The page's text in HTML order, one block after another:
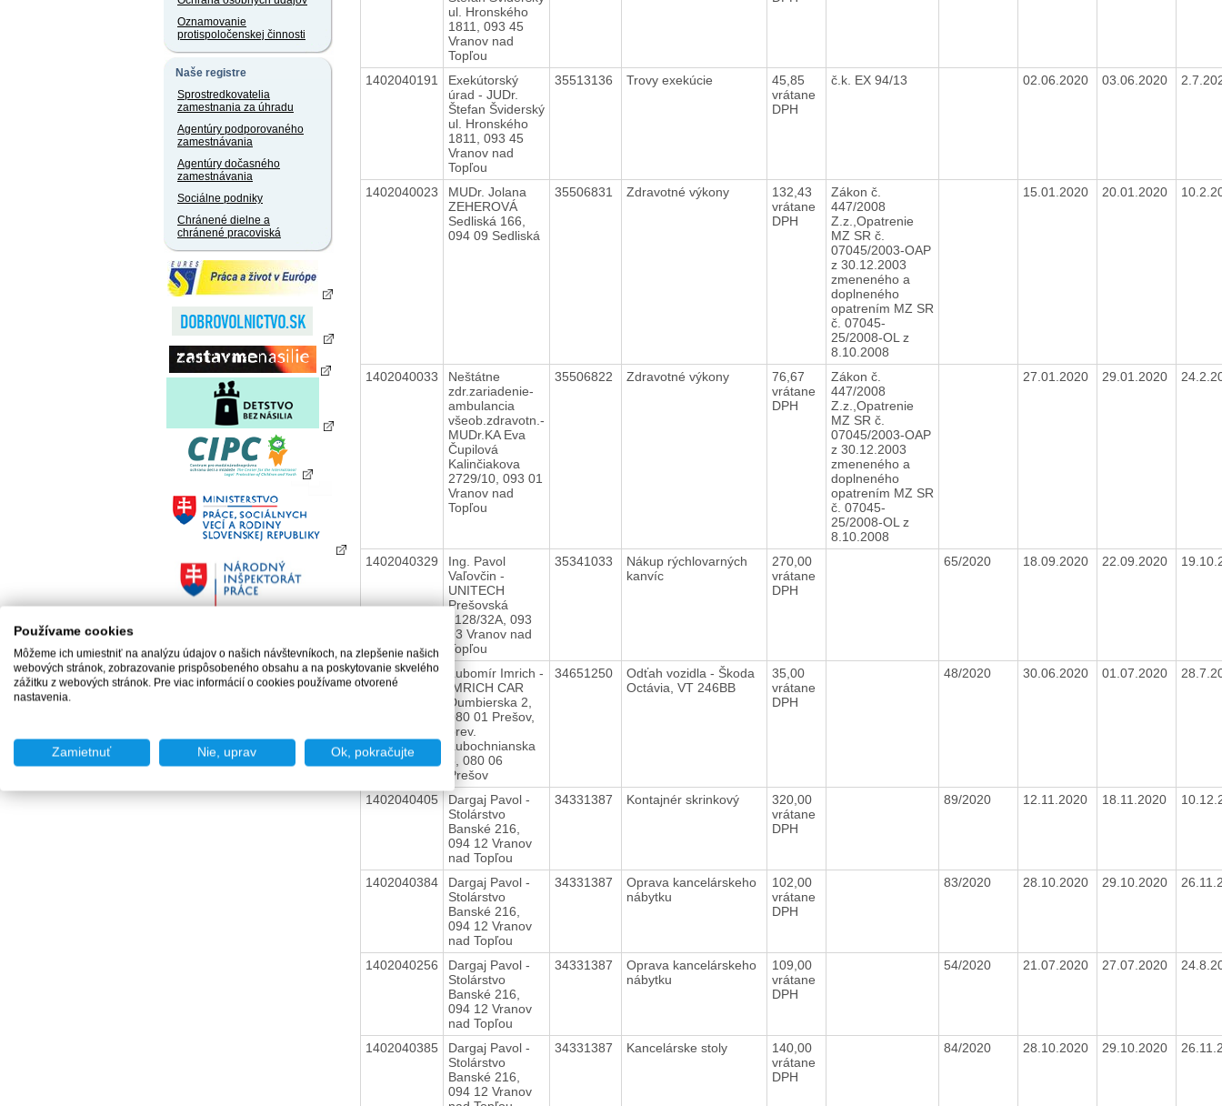
Oznamovanie
protispoločenskej činnosti
Naše registre
Sprostredkovatelia
zamestnania za úhradu
Agentúry podporovaného
zamestnávania
Agentúry dočasného
zamestnávania
Sociálne podniky
Chránené dielne a
chránené pracoviská
ul. Hronského
1811, 093 45
Vranov nad
Topľou
1402040191
Exekútorský
úrad - JUDr.
Štefan Šviderský
ul. Hronského
1811, 093 45
Vranov nad
Topľou
35513136 Trovy exekúcie
45,85
vrátane
DPH
č.k. EX 94/13 02.06.2020 03.06.2020
1402040023
MUDr. Jolana
ZEHEROVÁ
Sedliská 166,
094 09 Sedliská
35506831 Zdravotné výkony
132,43
vrátane
DPH
Zákon č.
447/2008
Z.z.,Opatrenie
MZ SR č.
07045/2003-OAP
z 30.12.2003
zmeneného a
doplneného
opatrením MZ SR
č. 07045-
25/2008-OL z
8.10.2008
15.01.2020 20.01.2020
1402040033
Neštátne
zdr.zariadenie-
ambulancia
všeob.zdravotn.-
MUDr.KA Eva
Čupilová
Kalinčiakova
2729/10, 093 01
Vranov nad
Topľou
35506822 Zdravotné výkony
76,67
vrátane
DPH
Zákon č.
447/2008
Z.z.,Opatrenie
MZ SR č.
07045/2003-OAP
z 30.12.2003
zmeneného a
doplneného
opatrením MZ SR
č. 07045-
25/2008-OL z
8.10.2008
27.01.2020 29.01.2020
1402040329
Ing. Pavol
Vaľovčin -
UNITECH
Prešovská
1128/32A, 093
03 Vranov nad
Topľou
35341033
Nákup rýchlovarných
kanvíc
270,00
vrátane
DPH
65/2020 18.09.2020 22.09.2020
1402010819
Ľubomír Imrich -
IMRICH CAR
Ďumbierska 2,
080 01 Prešov,
prev.
Ľubochnianska
3, 080 06
Prešov
34651250
Odťah vozidla - Škoda
Octávia, VT 246BB
35,00
vrátane
DPH
48/2020 30.06.2020 01.07.2020
1402040405
Dargaj Pavol -
Stolárstvo
Banské 216,
094 12 Vranov
nad Topľou
34331387 Kontajnér skrinkový
320,00
vrátane
DPH
89/2020 12.11.2020 18.11.2020
1402040384
Dargaj Pavol -
Stolárstvo
Banské 216,
094 12 Vranov
nad Topľou
34331387
Oprava kancelárskeho
nábytku
102,00
vrátane
DPH
83/2020 28.10.2020 29.10.2020
1402040256
Dargaj Pavol -
Stolárstvo
Banské 216,
094 12 Vranov
nad Topľou
34331387
Oprava kancelárskeho
nábytku
109,00
vrátane
DPH
54/2020 21.07.2020 27.07.2020
1402040385
Dargaj Pavol -
Stolárstvo
Banské 216,
094 12 Vranov
34331387 Kancelárske stoly
140,00
vrátane
DPH
84/2020 28.10.2020 29.10.2020
Používame cookies
Môžeme ich umiestniť na analýzu údajov o našich návštevníkoch, na zlepšenie našich
webových stránok, zobrazovanie prispôsobeného obsahu a na poskytovanie skvelého
zážitku z webových stránok. Pre viac informácií o cookies používame otvorené
nastavenia.
Zamietnuť Nie, uprav Ok, pokračujte